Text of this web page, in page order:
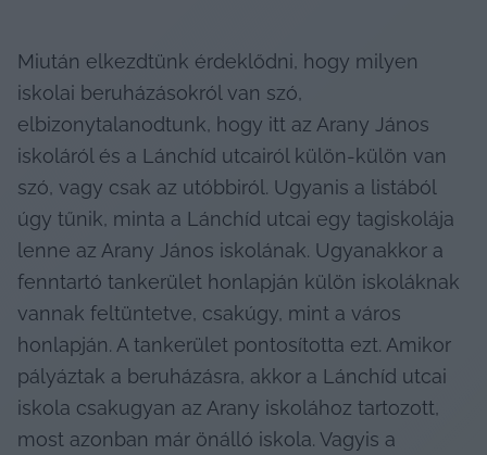
Miután elkezdtünk érdeklődni, hogy milyen
iskolai beruházásokról van szó,
elbizonytalanodtunk, hogy itt az Arany János
iskoláról és a Lánchíd utcairól külön-külön van
szó, vagy csak az utóbbiról. Ugyanis a listából
úgy tűnik, minta a Lánchíd utcai egy tagiskolája
lenne az Arany János iskolának. Ugyanakkor a
fenntartó tankerület honlapján külön iskoláknak
vannak feltüntetve, csakúgy, mint a város
honlapján. A tankerület pontosította ezt. Amikor
pályáztak a beruházásra, akkor a Lánchíd utcai
iskola csakugyan az Arany iskolához tartozott,
most azonban már önálló iskola. Vagyis a